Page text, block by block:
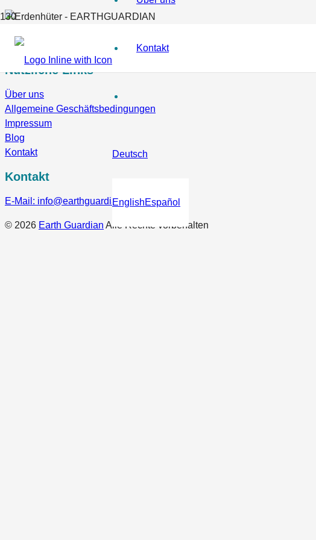
Kontakt
Deutsch
EnglishEspañol
Nützliche Links
Über uns
Allgemeine Geschäftsbedingungen
Impressum
Blog
Kontakt
Kontakt
E-Mail: info@earthguardian.earth
© 2026 Earth Guardian Alle Rechte vorbehalten